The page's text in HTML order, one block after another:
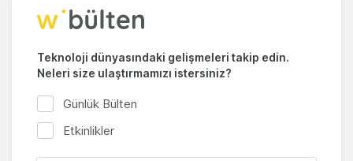
Teknoloji dünyasındaki gelişmeleri takip edin.
Neleri size ulaştırmamızı istersiniz?
Günlük Bülten
Etkinlikler